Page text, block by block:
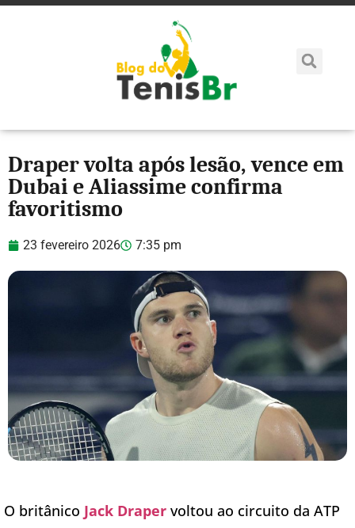
Draper volta após lesão, vence em
Dubai e Aliassime confirma
favoritismo
23 fevereiro 2026 7:35 pm
O britânico Jack Draper voltou ao circuito da ATP